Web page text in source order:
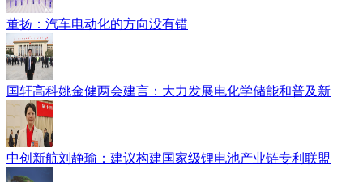
董扬：汽车电动化的方向没有错
国轩高科姚金健两会建言：大力发展电化学储能和普及新
中创新航刘静瑜：建议构建国家级锂电池产业链专利联盟